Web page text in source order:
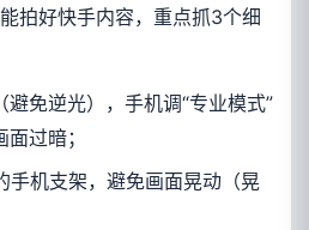
拍好快手内容，重点抓3个细
避免逆光），手机调“专业模式”
过暗；
手机支架，避免画面晃动（晃